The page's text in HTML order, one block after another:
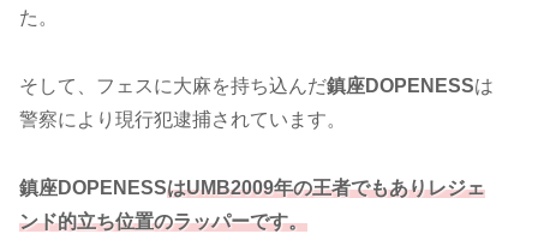
た。
そして、フェスに大麻を持ち込んだ鎮座DOPENESSは
警察により現行犯逮捕されています。
鎮座DOPENESSはUMB2009年の王者でもありレジェ
ンド的立ち位置のラッパーです。